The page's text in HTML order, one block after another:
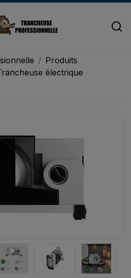
Produits
électrique